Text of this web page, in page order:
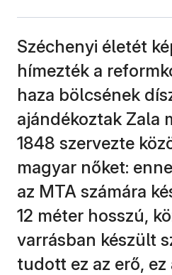
Széchenyi életét
hímezték a
haza bölcsének
ajándékoztak Zala
1848 szervezte
magyar nőket:
az MTA számára
12 méter hosszú,
varrásban készült
tudott ez az erő, ez